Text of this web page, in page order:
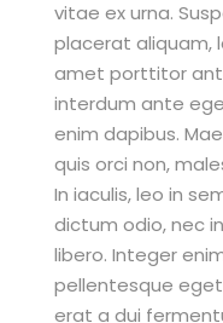
vitae ex urna.
placerat aliquam,
amet porttitor
interdum ante
enim dapibus.
quis orci non,
In iaculis, leo in
dictum odio, nec
libero. Integer
pellentesque eget
erat a dui